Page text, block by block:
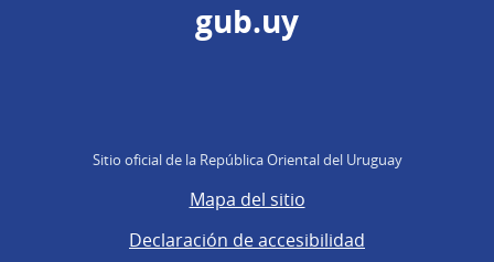
gub.uy
Sitio oficial de la República Oriental del Uruguay
Mapa del sitio
Declaración de accesibilidad